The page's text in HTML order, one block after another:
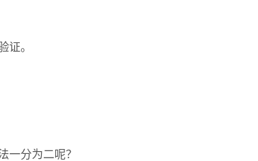
。
一分为二呢？